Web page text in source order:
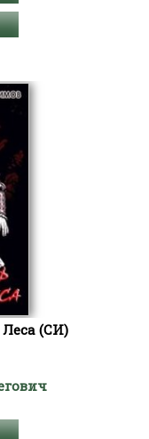
(СИ)